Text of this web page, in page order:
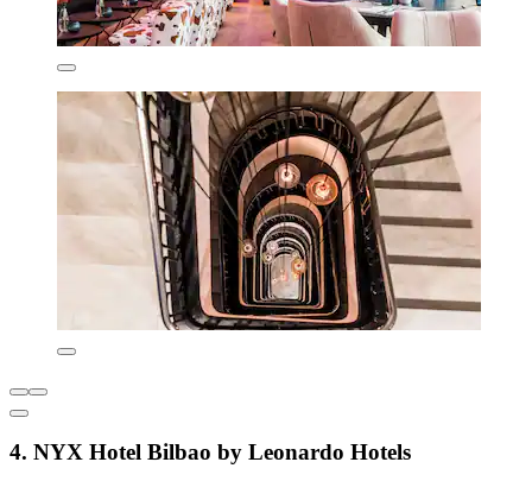
4. NYX Hotel Bilbao by Leonardo Hotels